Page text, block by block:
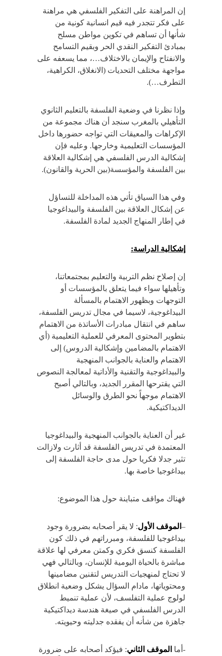
إن المراهنة على التفكير الفلسفي هي مراهنة
على فكر تتجدر فيه قيم انسانية كونية من
شأنها أن تساهم في تكوين مواطن مسلح
بمبادئ التفكير النقدي الحر وبقيم التسامح
والانفتاح والإيمان بالاختلاف…، مما يسعفه على
مواجهة مختلف التحديات (الانغلاق، الكراهية،
التطرف…).
وإذا نظرنا في وضعية الفلسفة بالتعليم الثانوي
التأهيلي بالمغرب سنجد أن هناك مجموعة من
الإكراهات والمعيقات التي تواجه حضورها داخل
المؤسسات التعليمية وخارجها. وعليه فإن
إشكالية الدرس الفلسفي هي إشكالية العلاقة
بين الفلسفة والمؤسسة(بين الحرية والقانون).
وفي هذا السياق تأتي هذه المداخلة للتساؤل
عن إشكال العلاقة بين الفلسفة والبيداغوجيا
في إطار المنهاج الجديد لمادة الفلسفة.
إشكالية الدراسة:
إن إصلاح نظم التربية والتعليم بمجتمعاتنا،
وتأهيلها سواء فيما يتعلق بالمؤسسات أو
التوجهات وبظهور الاهتمام بالمسألة
البيداغوجية، لاسيما في مجال تدريس الفلسفة،
ساهم في انتقال مبادرات الأساتذة من الاهتمام
بتطوير المحتوى المعرفي للعملية التعليمية (أي
الاهتمام بالمضامين وإشكالية الدروس) إلى
الاهتمام والعناية بالجوانب المنهجية
والبيداغوجية والتقنية والأداتية لمعالجة النصوص
التي يقترحها المقرر الجديد، وبالتالي أصبح
الاهتمام موجهاً نحو الطرق والوسائل
الديداكتيكية.
غير أن العناية بالجوانب المنهجية والبيداغوجيا
المعتمدة في تدريس الفلسفة قد أثارت ولازالت
تثير جدلا فكريا حول مدى حاجة الفلسفة إلى
بيداغوجيا خاصة بها.
فهناك مواقف متباينة حول هذا الموضوع:
– الموقف الأول: لا يقر أصحابه بضرورة وجود
بيداغوجيا للفلسفة، ومبرراتهم في ذلك كون
الفلسفة كنسق فكري وكمتن معرفي لها علاقة
مباشرة بالحياة اليومية للإنسان، وبالتالي فهي
لا تحتاج لمنهجيات التدريس لتقنين مضامينها
ومحتوياتها، مادام السؤال يشكل وضعية انطلاق
لولوج عملية التفلسف، لأن عملية تنميط
الدرس الفلسفي في صيغة هندسة ديداكتيكية
جاهزة من شأنه أن يفقده جدليته وحيويته.
-أما الموقف الثاني: فيؤكد أصحابه على ضرورة